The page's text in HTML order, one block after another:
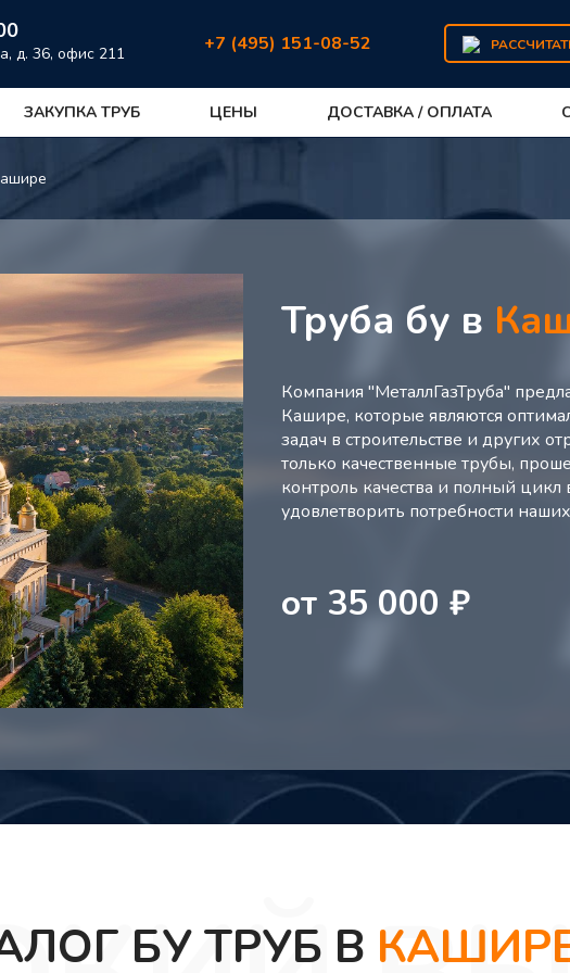
д. 36, офис 211 +7 (495) 151-08-52
ЗАКУПКА ТРУБ ЦЕНЫ ДОСТАВКА / ОПЛАТА
Труба бу в
Компания "МеталлГазТруба"
Кашире, которые являются
задач в строительстве и других
только качественные трубы,
контроль качества и полный цикл
удовлетворить потребности
от 35 000 ₽
БУ ТРУБ В